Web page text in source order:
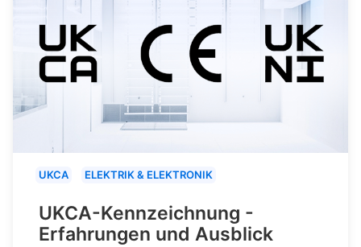
UKCA ELEKTRIK & ELEKTRONIK
UKCA-Kennzeichnung -
Erfahrungen und Ausblick